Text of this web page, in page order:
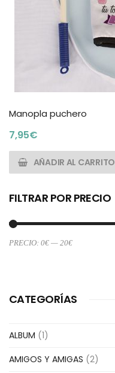
Manopla puchero
7,95€
AÑADIR AL CARRITO
FILTRAR POR PRECIO
PRECIO: 0€ — 20€
CATEGORÍAS
ALBUM (1)
AMIGOS Y AMIGAS (2)